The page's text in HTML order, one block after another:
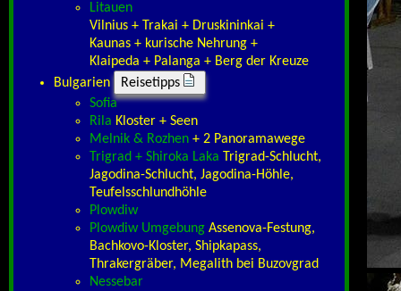
Litauen
Vilnius + Trakai + Druskininkai +
Kaunas + kurische Nehrung +
Klaipeda + Palanga + Berg der Kreuze
Bulgarien
Reisetipps
Sofia
Rila Kloster + Seen
Melnik & Rozhen + 2 Panoramawege
Trigrad + Shiroka Laka Trigrad-Schlucht,
Jagodina-Schlucht, Jagodina-Höhle,
Teufels­schlund­höhle
Plowdiw
Plowdiw Umgebung Assenova-Festung,
Bachkovo-Kloster, Shipkapass,
Thrakergräber, Megalith bei Buzovgrad
Nessebar